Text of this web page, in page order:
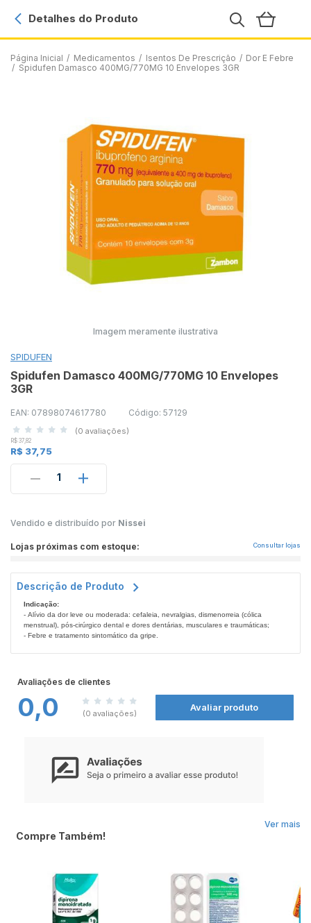
Página Inicial / Medicamentos / Isentos De Prescrição / Dor E Febre
/ Spidufen Damasco 400MG/770MG 10 Envelopes 3GR
Detalhes do Produto
Imagem meramente ilustrativa
SPIDUFEN
Spidufen Damasco 400MG/770MG 10 Envelopes
3GR
EAN: 07898074617780 Código: 57129
(0 avaliações)
R$ 37,82
R$ 37,75
1
Vendido e distribuído por Nissei
Lojas próximas com estoque: Consultar lojas
Descrição de Produto
Indicação:
- Alívio da dor leve ou moderada: cefaleia, nevralgias, dismenorreia (cólica
menstrual), pós-cirúrgico dental e dores dentárias, musculares e traumáticas;
- Febre e tratamento sintomático da gripe.
Contraindicação:
Avaliações de clientes
0,0 (0 avaliações)
Avaliar produto
Ver mais
Compre Também!